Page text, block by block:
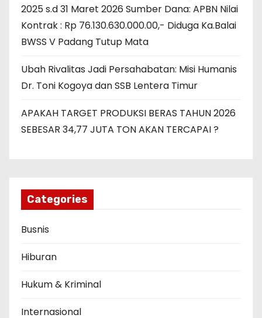
2025 s.d 31 Maret 2026 Sumber Dana: APBN Nilai
Kontrak : Rp 76.130.630.000.00,- Diduga Ka.Balai
BWSS V Padang Tutup Mata
Ubah Rivalitas Jadi Persahabatan: Misi Humanis
Dr. Toni Kogoya dan SSB Lentera Timur
APAKAH TARGET PRODUKSI BERAS TAHUN 2026
SEBESAR 34,77 JUTA TON AKAN TERCAPAI ?
Categories
Busnis
Hiburan
Hukum & Kriminal
Internasional